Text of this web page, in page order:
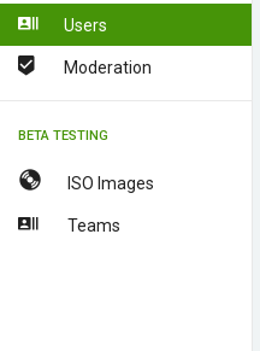
Users
Moderation
BETA TESTING
ISO Images
Teams